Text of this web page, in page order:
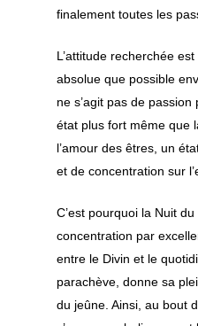
finalement toutes les
L’attitude recherchée
absolue que possible
ne s’agit pas de
état plus fort même que
l’amour des êtres, un
et de concentration sur
C’est pourquoi la Nuit
concentration par
entre le Divin et le
parachève, donne sa
du jeûne. Ainsi, au bout